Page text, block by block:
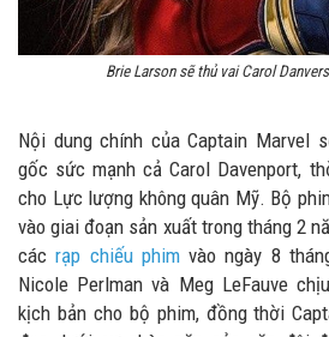
Brie Larson sẽ thủ vai Carol
Nội dung chính của Captain Marvel
gốc sức mạnh cả Carol Davenport,
cho Lực lượng không quân Mỹ. Bộ
vào giai đoạn sản xuất trong tháng 2
cácrạp chiếu phimvào ngày 8
Nicole Perlman và Meg LeFauve
kịch bản cho bộ phim, đồng thời